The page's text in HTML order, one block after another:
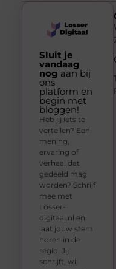
Sluit je
vandaag
nog aan bij
ons
platform en
begin met
bloggen!
Heb jij iets te
vertellen? Een
mening,
ervaring of
verhaal dat
gedeeld mag
worden? Schrijf
mee met
Losser-
digitaal.nl en
laat jouw stem
horen in de
regio. Jij
schrijft, wij